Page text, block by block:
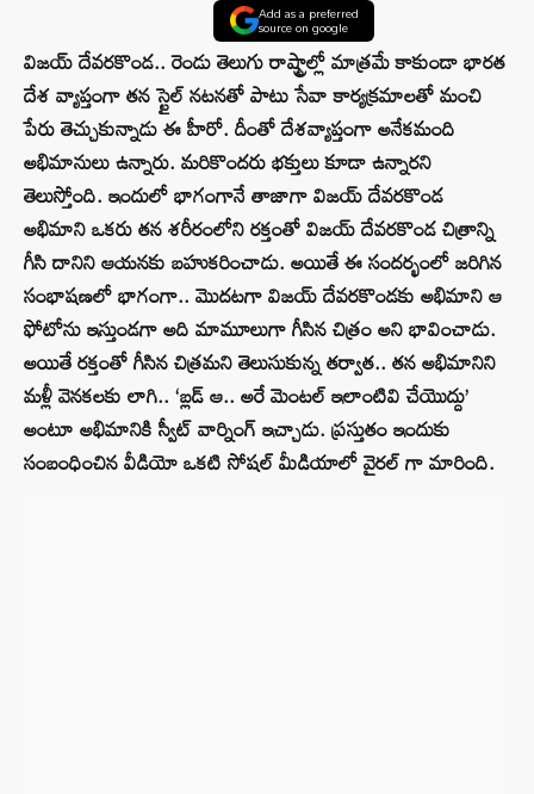
Add as a preferred
source on google
విజయ్ దేవరకొండ.. రెండు తెలుగు రాష్ట్రాల్లో మాత్రమే కాకుండా భారత
దేశ వ్యాప్తంగా తన స్టైల్ నటనతో పాటు సేవా కార్యక్రమాలతో మంచి
పేరు తెచ్చుకున్నాడు ఈ హీరో. దీంతో దేశవ్యాప్తంగా అనేకమంది
అభిమానులు ఉన్నారు. మరికొందరు భక్తులు కూడా ఉన్నారని
తెలుస్తోంది. ఇందులో భాగంగానే తాజాగా విజయ్ దేవరకొండ
అభిమాని ఒకరు తన శరీరంలోని రక్తంతో విజయ్ దేవరకొండ చిత్రాన్ని
గీసి దానిని ఆయనకు బహుకరించాడు. అయితే ఈ సందర్భంలో జరిగిన
సంభాషణలో భాగంగా.. మొదటగా విజయ్ దేవరకొండకు అభిమాని ఆ
ఫోటోను ఇస్తుండగా అది మామూలుగా గీసిన చిత్రం అని భావించాడు.
అయితే రక్తంతో గీసిన చిత్రమని తెలుసుకున్న తర్వాత.. తన అభిమానిని
మళ్లీ వెనకలకు లాగి.. ‘బ్లడ్ ఆ.. అరే మెంటల్ ఇలాంటివి చేయొద్దు’
అంటూ అభిమానికి స్వీట్ వార్నింగ్ ఇచ్చాడు. ప్రస్తుతం ఇందుకు
సంబంధించిన వీడియో ఒకటి సోషల్ మీడియాలో వైరల్ గా మారింది.